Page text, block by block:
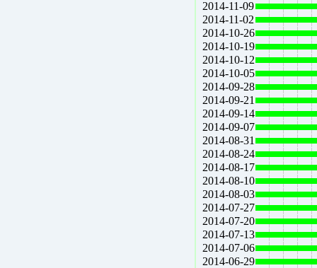
2014-11-09
2014-11-02
2014-10-26
2014-10-19
2014-10-12
2014-10-05
2014-09-28
2014-09-21
2014-09-14
2014-09-07
2014-08-31
2014-08-24
2014-08-17
2014-08-10
2014-08-03
2014-07-27
2014-07-20
2014-07-13
2014-07-06
2014-06-29